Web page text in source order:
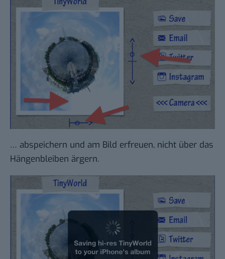
… abspeichern und am Bild erfreuen, nicht über das
Hängenbleiben ärgern.